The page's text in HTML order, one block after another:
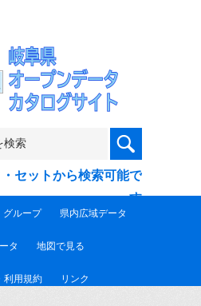
セットから検索可能で
す
グループ 県内広域データ
タ 地図で見る
利用規約 リンク